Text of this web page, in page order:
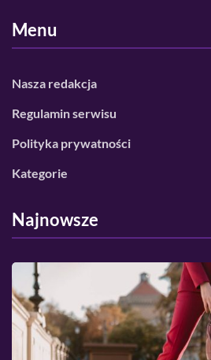
Menu
Nasza redakcja
Regulamin serwisu
Polityka prywatności
Kategorie
Najnowsze